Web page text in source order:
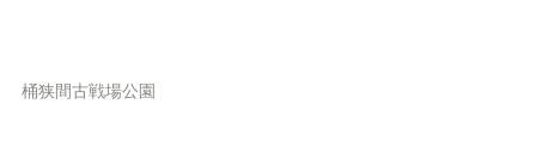
桶狭間古戦場公園